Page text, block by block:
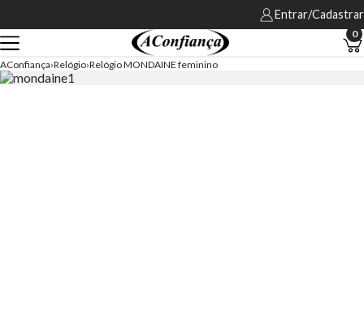
Entrar/Cadastrar
0
AConfiança Relógio Relógio MONDAINE feminino